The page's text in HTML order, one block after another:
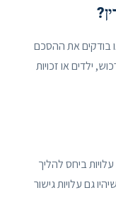
בודקים את ההסכם
ילדים או זכויות
ביחס להליך
גם עלויות גישור